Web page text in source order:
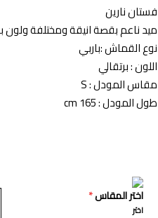
فستان نارين
ميد ناعم بقصة انيقة ومختلفة ولون
نوع القماش :باربي
اللون : برتقالي
مقاس المودل : S
طول المودل : 165 cm
اختر المقاس*
اختر